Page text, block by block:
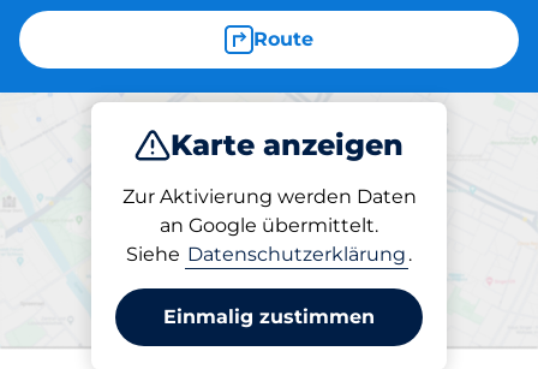
Route
Karte anzeigen
Zur Aktivierung werden Daten
an Google übermittelt.
Siehe Datenschutzerklärung .
Einmalig zustimmen
Parken
Parken am Standort
Mövenpick Hotel Stuttgart
Airport